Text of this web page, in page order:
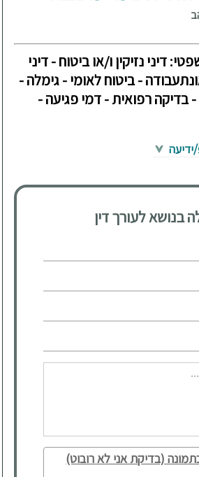
דיני נזיקין ו/או ביטוח - דיני
- ביטוח לאומי - גימלה -
- בדיקה רפואית - דמי פגיעה -
בנושא לעורך דין
(בדיקת אני לא רובוט)